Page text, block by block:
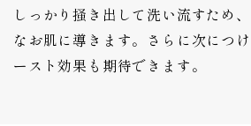
しっかり掻き出して洗い流すため
なお肌に導きます。さらに次につ
ースト効果も期待できます。